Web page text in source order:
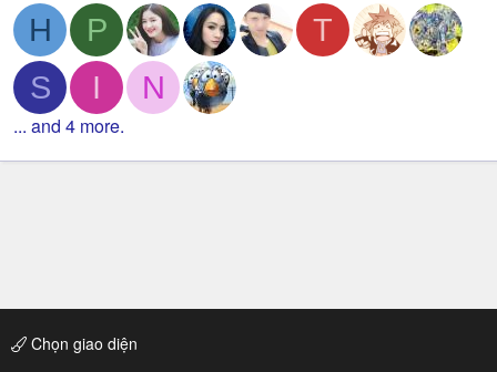
H P
T
S
I N
... and 4 more.
Chọn giao diện